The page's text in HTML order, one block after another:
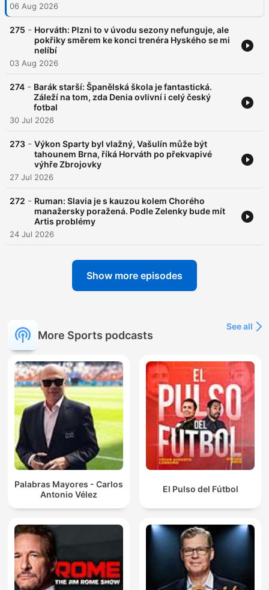
06 Aug 2026
275 - Horváth: Plzni to v úvodu sezony nefunguje, ale
pokřiky směrem ke konci trenéra Hyského se mi
nelíbí
03 Aug 2026
274 - Barák starší: Španělská škola je fantastická.
Záleží na tom, zda Denia ovlivní i celý český
fotbal
30 Jul 2026
273 - Výkon Sparty byl vlažný, Vašulín může být
tahounem Brna, říká Horváth po překvapivé
výhře Zbrojovky
27 Jul 2026
272 - Ruman: Slavia je s kauzou kolem Chorého
manažersky poražená. Podle Zelenky bude mít
Artis problémy
24 Jul 2026
Show more episodes
More Sports podcasts
See all
Palabras Mayores - Carlos
Antonio Vélez
El Pulso del Fútbol